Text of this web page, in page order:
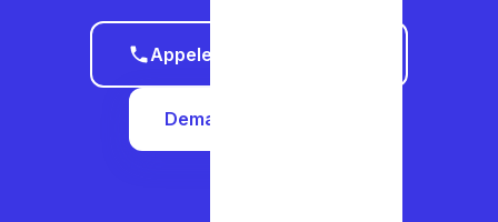
Appeler le 0465 68 51 58
Demander un devis